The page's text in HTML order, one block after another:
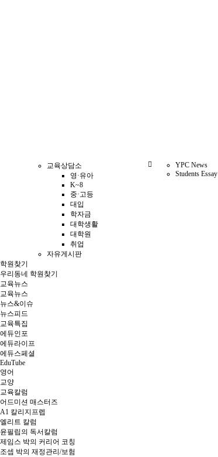
교육상담소
영·유아
K~8
중·고등
대입
학자금
대학생활
대학원
취업
자유게시판
YPC News
Students Essay
학원찾기
우리동네 학원찾기
교육뉴스
교육뉴스
뉴스&이슈
뉴스피드
교육특집
에듀인포
에듀라이프
에듀스페셜
EduTube
영어
교양
교육칼럼
어드미션 매스터즈
A1 칼리지프렙
엘리트 칼럼
윤필립의 독서칼럼
제임스 박의 커리어 코칭
조셉 박의 재정관리/보험